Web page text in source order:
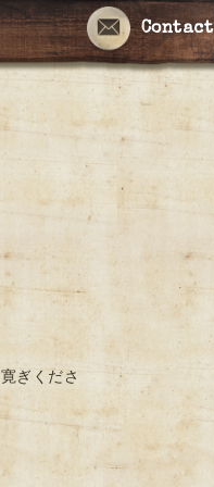
Contact
ぎくださ